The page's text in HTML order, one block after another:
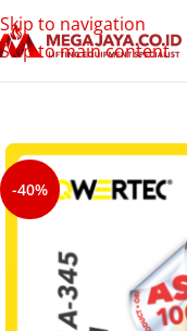
Skip to navigation
Skip to main content
-40%